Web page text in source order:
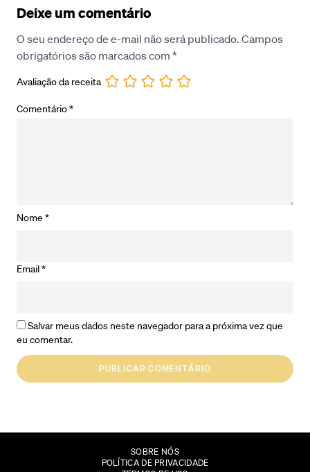
Deixe um comentário
O seu endereço de e-mail não será publicado. Campos
obrigatórios são marcados com *
Avaliação da receita
Comentário*
Nome *
Email*
Salvar meus dados neste navegador para a próxima vez que
eu comentar.
SOBRE NÓS
POLÍTICA DE PRIVACIDADE